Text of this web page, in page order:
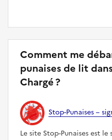
Comment me
punaises de lit
Chargé ?
Stop-Punaises –
Le site Stop-Punaises est